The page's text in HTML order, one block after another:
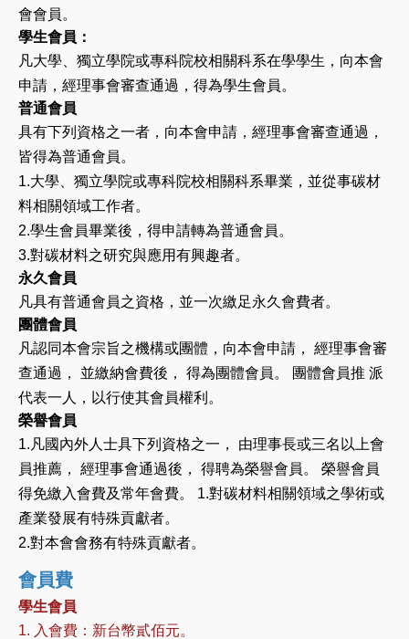
會會員。
學生會員：
凡大學、獨立學院或專科院校相關科系在學學生，向本會
申請，經理事會審查通過，得為學生會員。
普通會員
具有下列資格之一者，向本會申請，經理事會審查通過，
皆得為普通會員。
1.大學、獨立學院或專科院校相關科系畢業，並從事碳材
料相關領域工作者。
2.學生會員畢業後，得申請轉為普通會員。
3.對碳材料之研究與應用有興趣者。
永久會員
凡具有普通會員之資格，並一次繳足永久會費者。
團體會員
凡認同本會宗旨之機構或團體，向本會申請， 經理事會審
查通過， 並繳納會費後， 得為團體會員。 團體會員推 派
代表一人，以行使其會員權利。
榮譽會員
1.凡國內外人士具下列資格之一， 由理事長或三名以上會
員推薦， 經理事會通過後， 得聘為榮譽會員。 榮譽會員
得免繳入會費及常年會費。 1.對碳材料相關領域之學術或
產業發展有特殊貢獻者。
2.對本會會務有特殊貢獻者。
會員費
學生會員
1. 入會費：新台幣貳佰元。